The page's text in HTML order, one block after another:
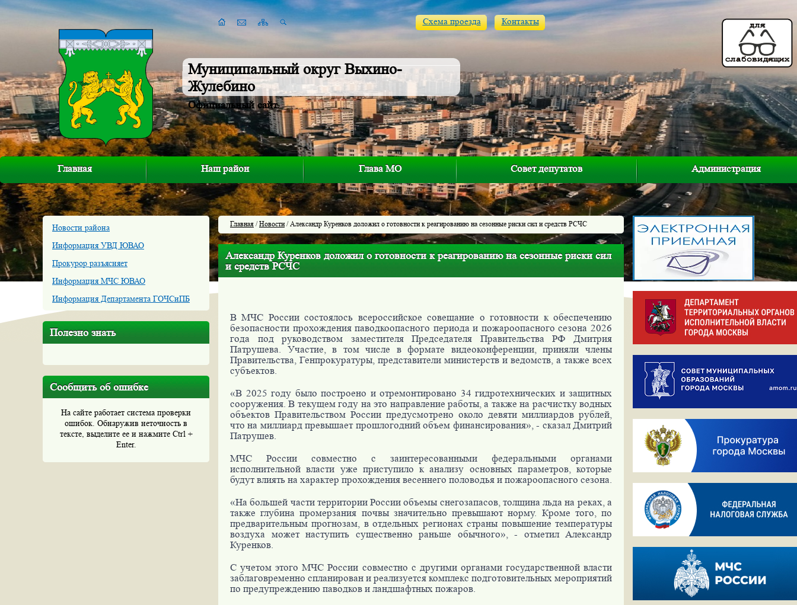
Муниципальный округ Выхино-
Жулебино
Официальный сайт
Схема проезда Контакты
Главная Наш район Глава МО Совет депутатов Администрация
Новости района
Информация УВД ЮВАО
Прокурор разъясняет
Информация МЧС ЮВАО
Информация Департамента ГОЧСиПБ
Полезно знать
Сообщить об ошибке
На сайте работает система проверки
ошибок. Обнаружив неточность в
тексте, выделите ее и нажмите Ctrl +
Enter.
Главная /Новости/ Александр Куренков доложил о готовности к реагированию на сезонные риски сил и средств РСЧС
Александр Куренков доложил о готовности к реагированию на сезонные риски сил
и средств РСЧС
В МЧС России состоялось всероссийское совещание о готовности к обеспечению
безопасности прохождения паводкоопасного периода и пожароопасного сезона 2026
года под руководством заместителя Председателя Правительства РФ Дмитрия
Патрушева. Участие, в том числе в формате видеоконференции, приняли члены
Правительства, Генпрокуратуры, представители министерств и ведомств, а также всех
субъектов.
«В 2025 году было построено и отремонтировано 34 гидротехнических и защитных
сооружения. В текущем году на это направление работы, а также на расчистку водных
объектов Правительством России предусмотрено около девяти миллиардов рублей,
что на миллиард превышает прошлогодний объем финансирования», - сказал Дмитрий
Патрушев.
МЧС России совместно с заинтересованными федеральными органами
исполнительной власти уже приступило к анализу основных параметров, которые
будут влиять на характер прохождения весеннего половодья и пожароопасного сезона.
«На большей части территории России объемы снегозапасов, толщина льда на реках, а
также глубина промерзания почвы значительно превышают норму. Кроме того, по
предварительным прогнозам, в отдельных регионах страны повышение температуры
воздуха может наступить существенно раньше обычного», - отметил Александр
Куренков.
С учетом этого МЧС России совместно с другими органами государственной власти
заблаговременно спланирован и реализуется комплекс подготовительных мероприятий
по предупреждению паводков и ландшафтных пожаров.